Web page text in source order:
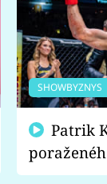
SHOWBYZNYS
fanoušci